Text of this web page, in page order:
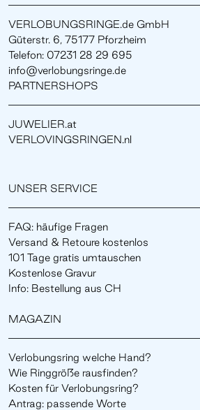
VERLOBUNGSRINGE.de GmbH
Güterstr. 6, 75177 Pforzheim
Telefon: 07231 28 29 695
info@verlobungsringe.de
PARTNERSHOPS
JUWELIER.at
VERLOVINGSRINGEN.nl
UNSER SERVICE
FAQ: häufige Fragen
Versand & Retoure kostenlos
101 Tage gratis umtauschen
Kostenlose Gravur
Info: Bestellung aus CH
MAGAZIN
Verlobungsring welche Hand?
Wie Ringgröße rausfinden?
Kosten für Verlobungsring?
Antrag: passende Worte